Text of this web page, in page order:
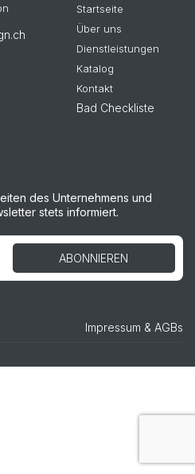
Startseite
Über uns
Dienstleistungen
Katalog
Kontakt
Bad Checkliste
des Unternehmens und
stets informiert.
Impressum & AGBs